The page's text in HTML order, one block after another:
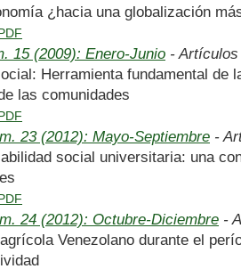
¿hacia una globalización
15 (2009): Enero-Junio - Artículos
Herramienta fundamental de
las comunidades
23 (2012): Mayo-Septiembre -
social universitaria: una
24 (2012): Octubre-Diciembre -
Venezolano durante el